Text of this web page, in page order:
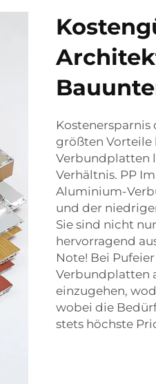
größten Vorteile
Verbundplatten
Verhältnis. PP
Aluminium-
und der
Sie sind nicht
hervorragend
Note! Bei
Verbundplatten
einzugehen,
wobei die
stets höchste